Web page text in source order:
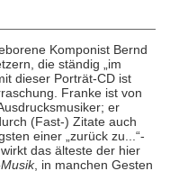
Komponist Bernd
die ständig „im
dieser Porträt-CD ist
Franke ist von
er
(Fast-) Zitate auch
einer „zurück zu...“-
das älteste der hier
, in manchen Gesten